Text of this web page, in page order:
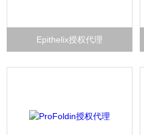
Epithelix授权代理